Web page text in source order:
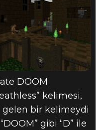
DOOM
kelimesi,
gelen bir kelimeydi
gibi “D” ile